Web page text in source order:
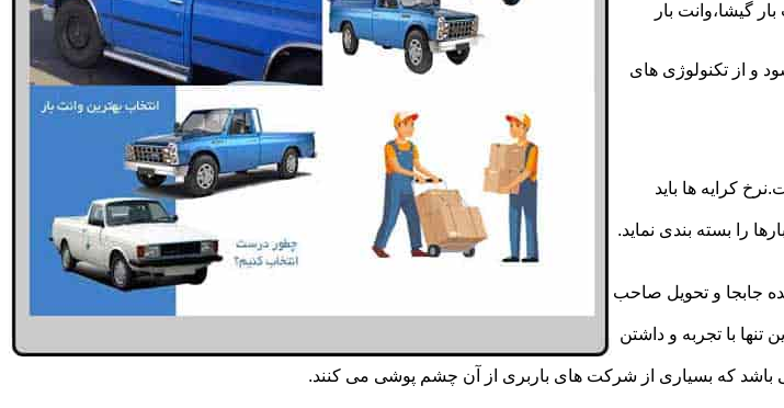
گیشا،وانت بار
و از تکنولوژی های
کرایه ها باید
را بسته بندی نماید.
جابجا و تحویل صاحب
تنها با تجربه و داشتن
می باشد که بسیاری از شرکت های باربری از آن چشم پوشی می کنند.